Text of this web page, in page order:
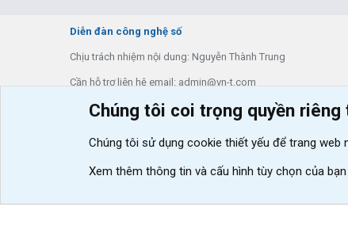
Diễn đàn công nghệ số
Chịu trách nhiệm nội dung: Nguyễn Thành Trung
Cần hỗ trợ liên hệ email: admin@vn-t.com
Thông tin về diễn đàn Liên hệ & hỗ trợ Tạo bản Demo
Chúng tôi coi trọng quyền riêng
Chúng tôi sử dụng cookie thiết yếu để trang web
Xem thêm thông tin và cấu hình tùy chọn của bạn